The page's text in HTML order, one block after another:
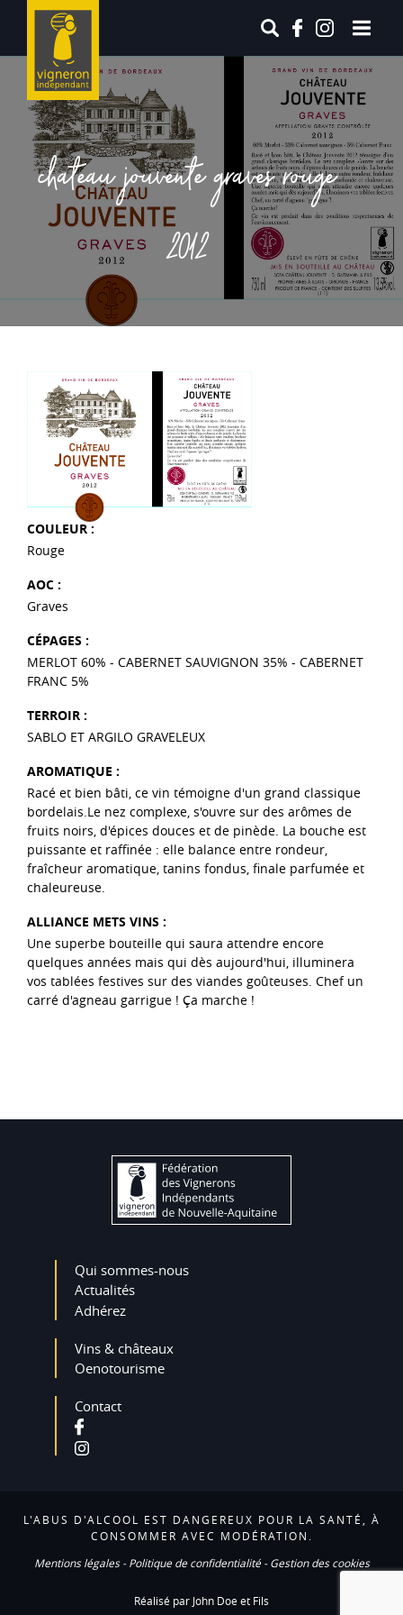
chateau jouvente graves rouge
2012
COULEUR :
Rouge
AOC :
Graves
CÉPAGES :
MERLOT 60% - CABERNET SAUVIGNON 35% - CABERNET
FRANC 5%
TERROIR :
SABLO ET ARGILO GRAVELEUX
AROMATIQUE :
Racé et bien bâti, ce vin témoigne d'un grand classique
bordelais.Le nez complexe, s'ouvre sur des arômes de
fruits noirs, d'épices douces et de pinède. La bouche est
puissante et raffinée : elle balance entre rondeur,
fraîcheur aromatique, tanins fondus, finale parfumée et
chaleureuse.
ALLIANCE METS VINS :
Une superbe bouteille qui saura attendre encore
quelques années mais qui dès aujourd'hui, illuminera
vos tablées festives sur des viandes goûteuses. Chef un
carré d'agneau garrigue ! Ça marche !
Qui sommes-nous
Actualités
Adhérez
Vins & châteaux
Oenotourisme
Contact
L'ABUS D'ALCOOL EST DANGEREUX POUR LA SANTÉ, À
CONSOMMER AVEC MODÉRATION.
Mentions légales-Politique de confidentialité-Gestion des cookies
Réalisé par John Doe et Fils